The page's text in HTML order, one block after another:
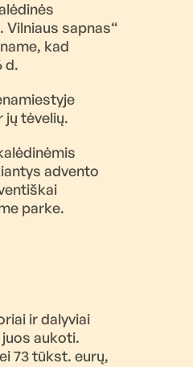
Vilniaus sapnas“
kad
d.
jų tėvelių.
advento
parke.
ir dalyviai
aukoti.
73 tūkst. eurų,